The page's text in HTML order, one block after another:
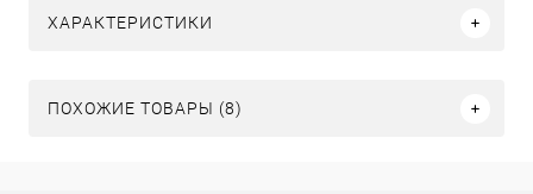
ХАРАКТЕРИСТИКИ
ПОХОЖИЕ ТОВАРЫ (8)